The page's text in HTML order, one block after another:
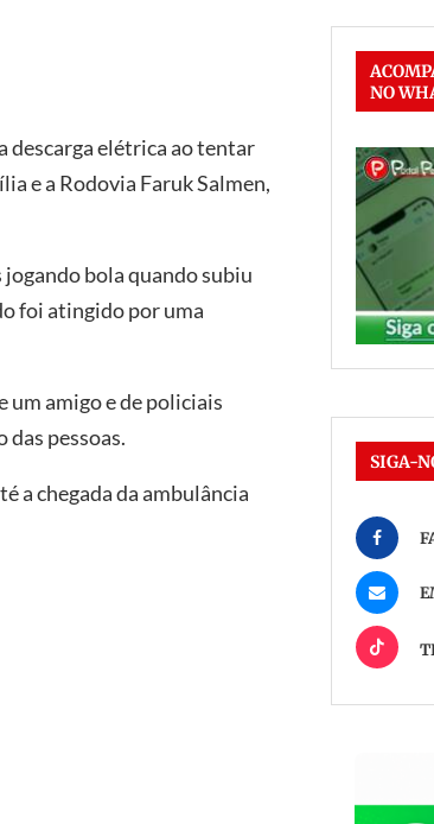
descarga elétrica ao tentar
e a Rodovia Faruk Salmen,
bola quando subiu
foi atingido por uma
um amigo e de policiais
das pessoas.
a chegada da ambulância
NO
SIGA-